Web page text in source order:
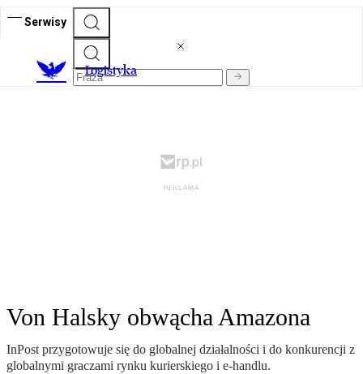
Serwisy
Logistyka
Von Halsky obwącha Amazona
InPost przygotowuje się do globalnej działalności i do konkurencji z
globalnymi graczami rynku kurierskiego i e-handlu.